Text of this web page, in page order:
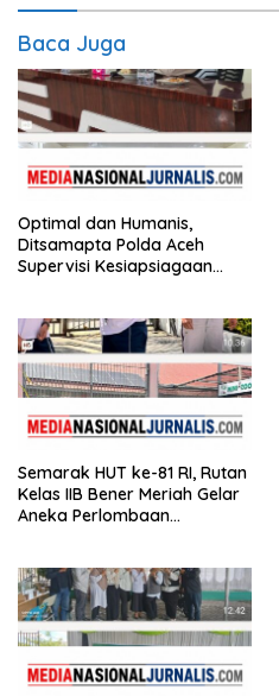
Baca Juga
Optimal dan Humanis,
Ditsamapta Polda Aceh
Supervisi Kesiapsiagaan
Semarak HUT ke-81 RI, Rutan
Kelas IIB Bener Meriah Gelar
Aneka Perlombaan